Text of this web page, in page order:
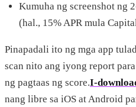
Kumuha ng screenshot ng
(hal., 15% APR mula
Pinapadali ito ng mga app
scan nito ang iyong report
ng pagtaas ng score.I-
nang libre sa iOS at Android